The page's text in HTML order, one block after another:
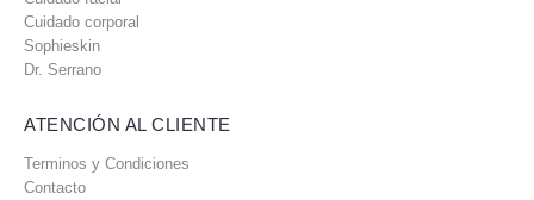
Cuidado corporal
Sophieskin
Dr. Serrano
ATENCIÓN AL CLIENTE
Terminos y Condiciones
Contacto